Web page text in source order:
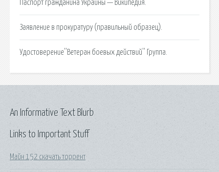
Паспорт гражданина Украины — Википедия.
Заявление в прокуратуру (правильный образец).
Удостоверение''Ветеран боевых действий'' Группа.
Links to Important Stuff
Майн 152 скачать торрент
An Informative Text Blurb